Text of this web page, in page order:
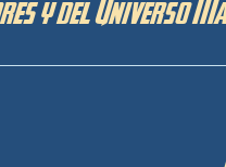
y del Universo